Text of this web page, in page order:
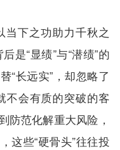
当下之功助力千秋之
是“显绩”与“潜绩”的
“长远实”，却忽略了
不会有质的突破的客
防范化解重大风险，
这些“硬骨头”往往投